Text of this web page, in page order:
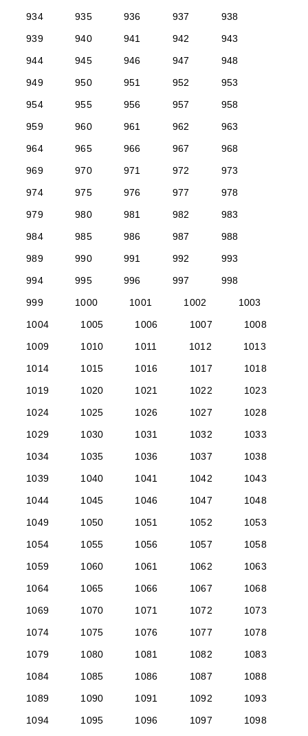
934 935 936 937
938
939
940 941 942
943
944
945 946 947
948
949
950 951 952
953
954
955 956 957
958
959
960 961 962
963
964
965 966 967
968
969
970 971 972
973
974
975 976 977
978
979
980 981 982
983
984
985 986 987
988
989
990 991 992
993
994
995 996 997
998
999
1000 1001 1002
1003
1004
1005 1006 1007
1008
1009
1010 1011 1012
1013
1014
1015 1016 1017
1018
1019
1020 1021 1022
1023
1024
1025 1026 1027
1028
1029
1030 1031 1032
1033
1034
1035 1036 1037
1038
1039
1040 1041 1042
1043
1044
1045 1046 1047
1048
1049
1050 1051 1052
1053
1054
1055 1056 1057
1058
1059
1060 1061 1062
1063
1064
1065 1066 1067
1068
1069
1070 1071 1072
1073
1074
1075 1076 1077
1078
1079
1080 1081 1082
1083
1084
1085 1086 1087
1088
1089
1090 1091 1092
1093
1094
1095 1096 1097
1098